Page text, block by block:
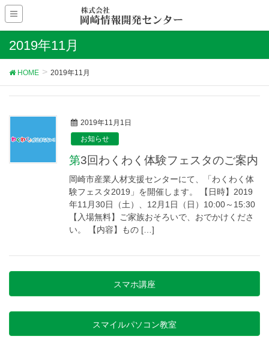
2019年11月
HOME 2019年11月
2019年11月1日
お知らせ
第3回わくわく体験フェスタのご案内
岡崎市産業人材支援センターにて、「わくわく体
験フェスタ2019」を開催します。 【日時】2019
年11月30日（土）、12月1日（日）10:00～15:30
【入場無料】ご家族おそろいで、おでかけくださ
い。 【内容】もの […]
スマホ講座
スマイルパソコン教室